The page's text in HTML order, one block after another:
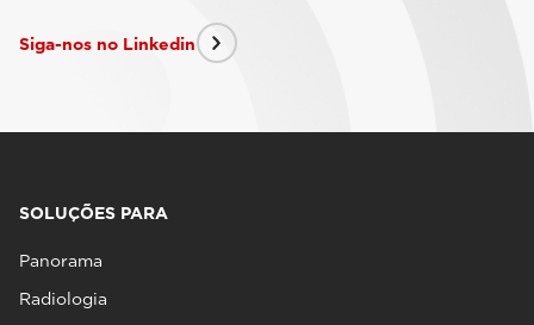
Siga-nos no Linkedin
SOLUÇÕES PARA
Panorama
Radiologia